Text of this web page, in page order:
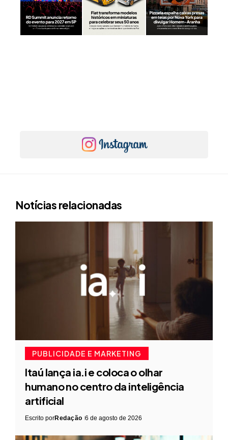
Notícias relacionadas
PUBLICIDADE E MARKETING
Itaú lança ia.i e coloca o olhar
humano no centro da inteligência
artificial
Escrito porRedação 6 de agosto de 2026